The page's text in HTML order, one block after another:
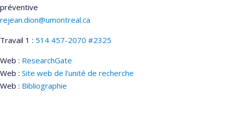
préventive
rejean.dion@umontreal.ca
Travail 1 : 514 457-2070 #2325
Web : ResearchGate
Web : Site web de l’unité de recherche
Web : Bibliographie